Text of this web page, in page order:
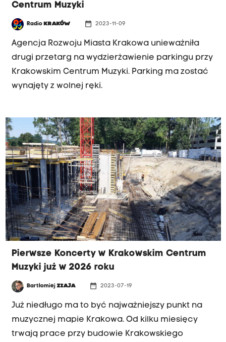
Centrum Muzyki
Radio KRAKÓW date_range 2023-11-09
Agencja Rozwoju Miasta Krakowa unieważniła
drugi przetarg na wydzierżawienie parkingu przy
Krakowskim Centrum Muzyki. Parking ma zostać
wynajęty z wolnej ręki.
Pierwsze Koncerty w Krakowskim Centrum
Muzyki już w 2026 roku
BartłomiejZIAJA date_range 2023-07-19
Już niedługo ma to być najważniejszy punkt na
muzycznej mapie Krakowa. Od kilku miesięcy
trwają prace przy budowie Krakowskiego